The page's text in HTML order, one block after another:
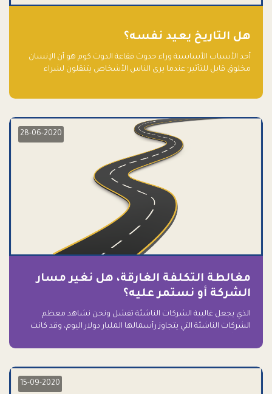
هل التاريخ يعيد نفسه؟
أحد الأسباب الأساسية وراء حدوث فقاعة الدوت كوم هو أن الإنسان
مخلوق قابل للتأثير؛ عندما يرى الناس الأشخاص يتنقلون لشراء
28-06-2020
مغالطة التكلفة الغارقة، هل نغير مسار
الشركة أو نستمر عليه؟
الذي يجعل غالبية الشركات الناشئة تفشل ونحن نشاهد معظم
الشركات الناشئة التي يتجاوز رأسمالها المليار دولار اليوم، وقد كانت
15-09-2020